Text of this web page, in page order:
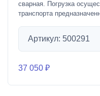
сварная. Погрузка
транспорта
Артикул: 500291
37 050 ₽